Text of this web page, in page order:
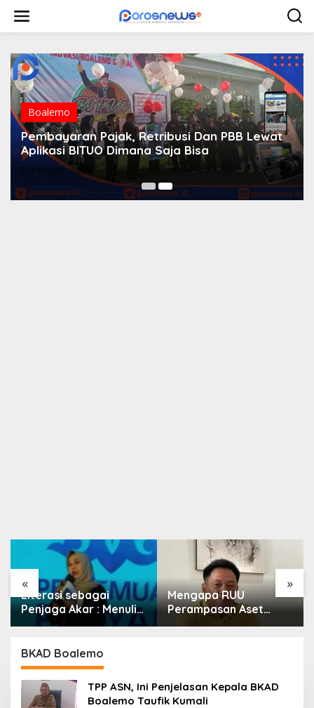
w
Boalemo
Pembayaran Pajak, Retribusi Dan PBB Lewat
Aplikasi BITUO Dimana Saja Bisa
17 Februari 2023
« »
Literasi sebagai
Penjaga Akar : Menulis
Budaya, Merawat
Mengapa RUU
Perampasan Aset
Begitu Sulit Disahkan?
BKAD Boalemo
TPP ASN, Ini Penjelasan Kepala BKAD
Boalemo Taufik Kumali